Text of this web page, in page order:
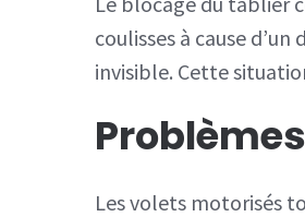
coulisses à cause
invisible. Cette
Les volets motorisés